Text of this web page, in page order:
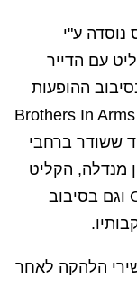
נוסדה ע"י
עם הדייר
ההופעות
העולמי של אלבומם שובר השיאים Brothers In Arms
ששודר ברחבי
ה70 של נלסון מנדלה, הקליט
באלבומם האחרון On Every Street וגם בסיבוב
הלהקה לאחר